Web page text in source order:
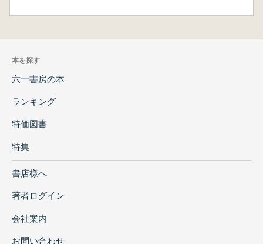
本を探す
六一書房の本
ランキング
特価図書
特集
書店様へ
著者ログイン
会社案内
お問い合わせ